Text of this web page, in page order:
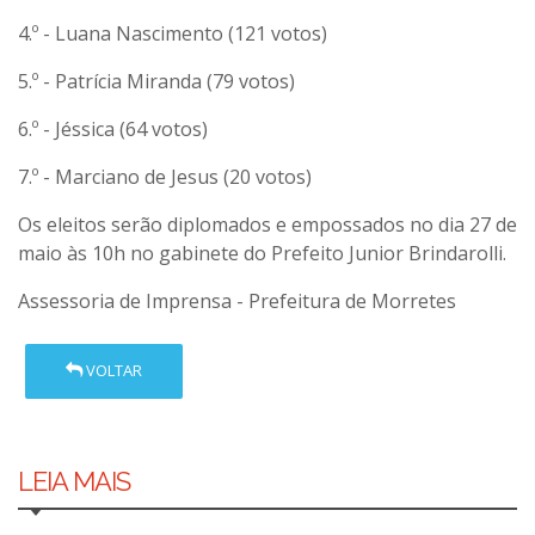
4.º - Luana Nascimento (121 votos)
5.º - Patrícia Miranda (79 votos)
6.º - Jéssica (64 votos)
7.º - Marciano de Jesus (20 votos)
Os eleitos serão diplomados e empossados no dia 27 de
maio às 10h no gabinete do Prefeito Junior Brindarolli.
Assessoria de Imprensa - Prefeitura de Morretes
VOLTAR
LEIA MAIS